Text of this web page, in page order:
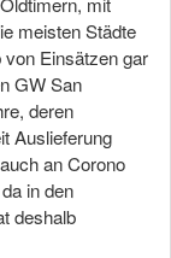
meisten Städte
Einsätzen gar
GW San
deren
Auslieferung
an Corono
in den
deshalb